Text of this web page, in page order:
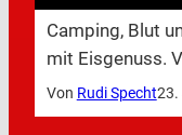
Camping, Blut
mit Eisgenuss.
Von Rudi Specht23.